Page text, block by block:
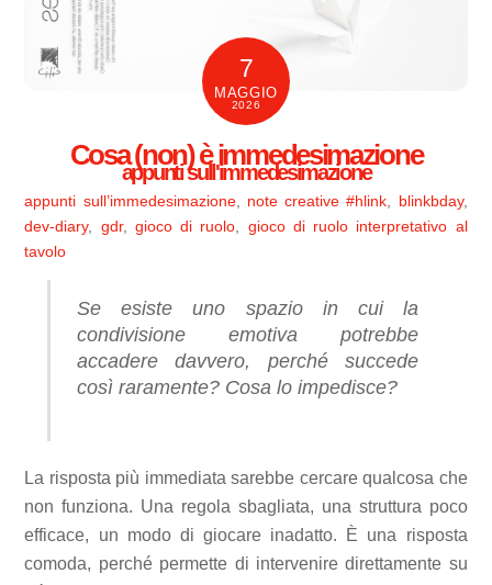
7
MAGGIO
2026
Cosa (non) è immedesimazione
appunti sull'immedesimazione
appunti sull’immedesimazione, note creative #hlink blinkbday,
dev-diary, gdr, gioco di ruolo
gioco di ruolo interpretativo al
tavolo
Se esiste uno spazio in cui la
condivisione emotiva potrebbe
accadere davvero, perché succede
così raramente? Cosa lo impedisce?
La risposta più immediata sarebbe cercare qualcosa che
non funziona. Una regola sbagliata, una struttura poco
efficace, un modo di giocare inadatto. È una risposta
comoda, perché permette di intervenire direttamente su